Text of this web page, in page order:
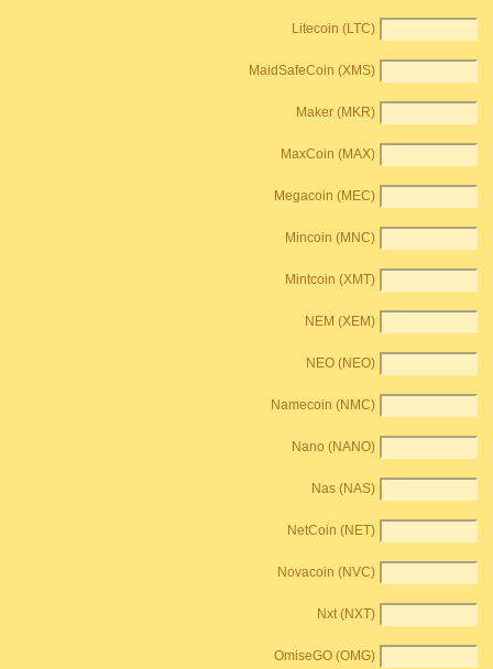
Litecoin (LTC)
MaidSafeCoin (XMS)
Maker (MKR)
MaxCoin (MAX)
Megacoin (MEC)
Mincoin (MNC)
Mintcoin (XMT)
NEM (XEM)
NEO (NEO)
Namecoin (NMC)
Nano (NANO)
Nas (NAS)
NetCoin (NET)
Novacoin (NVC)
Nxt (NXT)
OmiseGO (OMG)